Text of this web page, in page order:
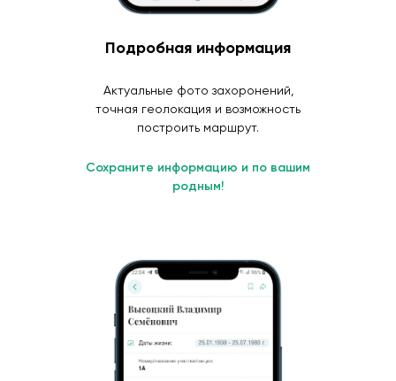
Подробная информация
Актуальные фото захоронений,
точная геолокация и возможность
построить маршрут.
Сохраните информацию и по вашим
родным!